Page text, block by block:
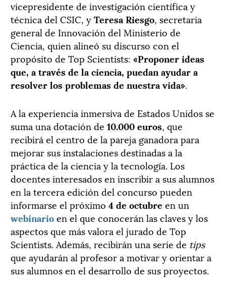
vicepresidente de investigación científica y
técnica del CSIC, yTeresa Riesgo, secretaria
general de Innovación del Ministerio de
Ciencia, quien alineó su discurso con el
propósito de Top Scientists: «Proponer ideas
que, a través de la ciencia, puedan ayudar a
resolver los problemas de nuestra vida».
A la experiencia inmersiva de Estados Unidos se
suma una dotación de 10.000 euros, que
recibirá el centro de la pareja ganadora para
mejorar sus instalaciones destinadas a la
práctica de la ciencia y la tecnología. Los
docentes interesados en inscribir a sus alumnos
en la tercera edición del concurso pueden
informarse el próximo 4 de octubre en un
webinarioen el que conocerán las claves y los
aspectos que más valora el jurado de Top
Scientists. Además, recibirán una serie de tips
que ayudarán al profesor a motivar y orientar a
sus alumnos en el desarrollo de sus proyectos.